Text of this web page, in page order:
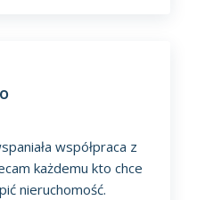
współpraca z
każdemu kto chce
nieruchomość.